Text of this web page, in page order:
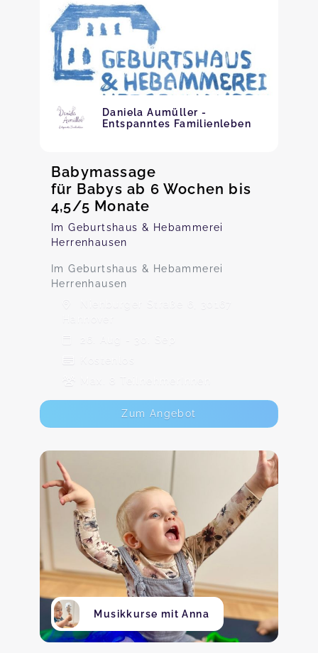
Daniela Aumüller -
Entspanntes Familienleben
Babymassage
für Babys ab 6 Wochen bis
4,5/5 Monate
Im Geburtshaus & Hebammerei
Herrenhausen
Im Geburtshaus & Hebammerei
Herrenhausen
Nienburger Straße 6, 30167
Hannover
26. Aug - 30. Sep
Max. 8 TeilnehmerInnen
Zum Angebot
Musikkurse mit Anna